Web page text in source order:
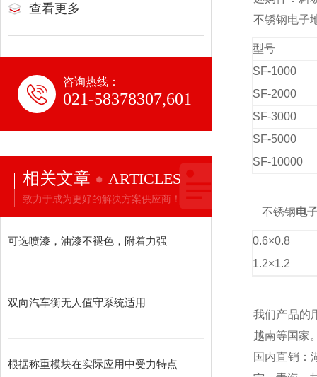
查看更多
咨询热线：
021-58378307,601
相关文章 ARTICLES
致力于成为更好的解决方案供应商！
可选喷漆，油漆不褪色，附着力强
双向汽车衡无人值守系统适用
根据称重模块在实际应用中受力特点
不锈钢电子
型号
SF-1000
SF-2000
SF-3000
SF-5000
SF-10000
不锈钢电
0.6×0.8
1.2×1.2
我们产品的
越南等国家
国内直销：